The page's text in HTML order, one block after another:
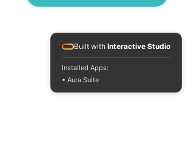
Built with Interactive Studio
Installed Apps:
• Aura Suite